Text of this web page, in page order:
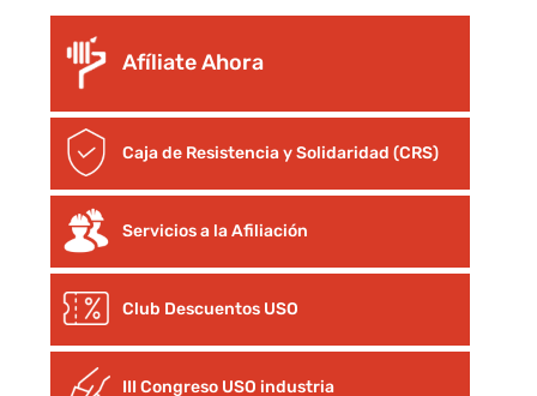
Afíliate Ahora
Caja de Resistencia y Solidaridad (CRS)
Servicios a la Afiliación
Club Descuentos USO
III Congreso USO industria